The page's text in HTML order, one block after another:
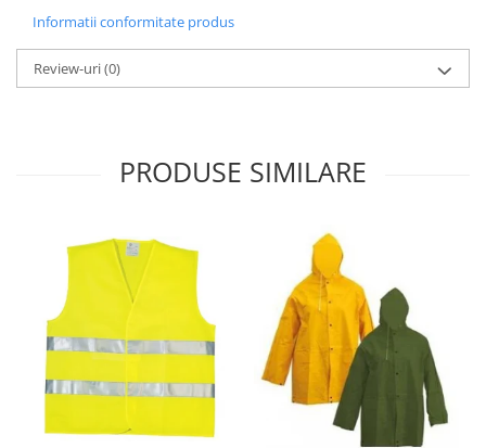
Pensule si trafaleti
Scari , lize si depozitare
Unelte pentru masurat
Rulete si metre
Telemetre
Termometre
Scule electrice
Accesorii auto
Accesorii scule electrice
Informatii conformitate produs
Review-uri(0)
PRODUSE SIMILARE